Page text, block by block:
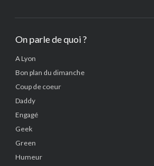
On parle de quoi ?
A Lyon
Bon plan du dimanche
Coup de coeur
Daddy
Engagé
Geek
Green
Humeur